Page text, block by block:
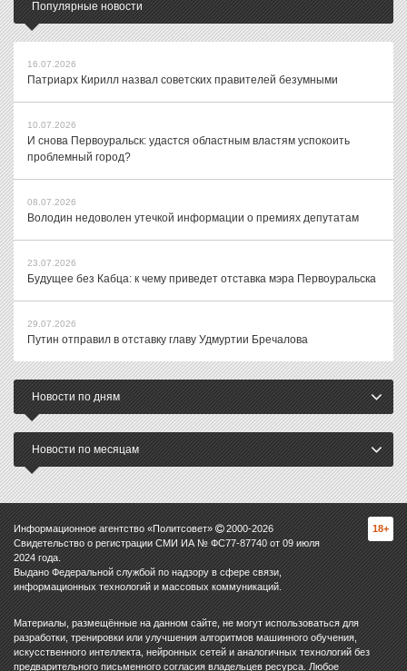
Популярные новости
16.07.2026
Патриарх Кирилл назвал советских правителей безумными
10.07.2026
И снова Первоуральск: удастся областным властям успокоить
проблемный город?
08.07.2026
Володин недоволен утечкой информации о премиях депутатам
23.07.2026
Будущее без Кабца: к чему приведет отставка мэра Первоуральска
29.07.2026
Путин отправил в отставку главу Удмуртии Бречалова
Новости по дням
Новости по месяцам
Информационное агентство «Политсовет» 2000-2026
Свидетельство о регистрации СМИ ИА № ФС77-87740 от 09 июля
2024 года.
Выдано Федеральной службой по надзору в сфере связи,
информационных технологий и массовых коммуникаций.
18+
Материалы, размещённые на данном сайте, не могут использоваться для
разработки, тренировки или улучшения алгоритмов машинного обучения,
искусственного интеллекта, нейронных сетей и аналогичных технологий без
предварительного письменного согласия владельцев ресурса. Любое